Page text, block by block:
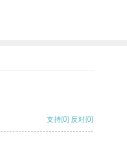
支持[0] 反对[0]